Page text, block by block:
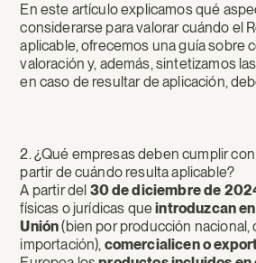
En este artículo explicamos qué
considerarse para valorar cuándo el
aplicable, ofrecemos una guía sobre
valoración y, además, sintetizamos
en caso de resultar de aplicación,
2. ¿Qué empresas deben cumplir
partir de cuándo resulta aplicable?
A partir del 30 de diciembre de
físicas o jurídicas queintroduzcan
Unión(bien por producción nacional,
importación), comercialicen o